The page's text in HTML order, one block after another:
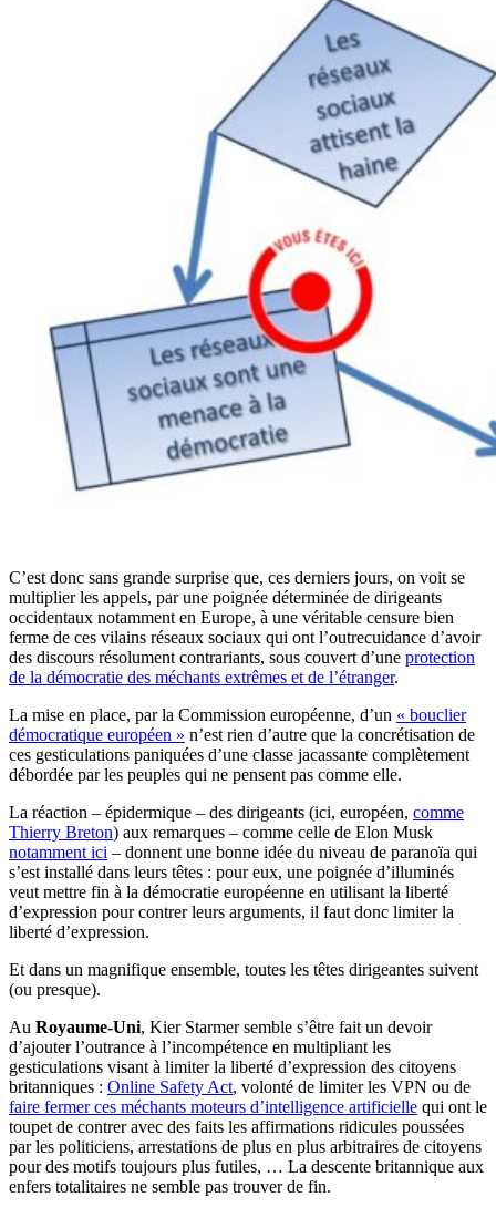
C’est donc sans grande surprise que, ces derniers jours, on voit se
multiplier les appels, par une poignée déterminée de dirigeants
occidentaux notamment en Europe, à une véritable censure bien
ferme de ces vilains réseaux sociaux qui ont l’outrecuidance d’avoir
des discours résolument contrariants, sous couvert d’une protection
de la démocratie des méchants extrêmes et de l’étranger.
La mise en place, par la Commission européenne, d’un « bouclier
démocratique européen » n’est rien d’autre que la concrétisation de
ces gesticulations paniquées d’une classe jacassante complètement
débordée par les peuples qui ne pensent pas comme elle.
La réaction – épidermique – des dirigeants (ici, européen, comme
Thierry Breton) aux remarques – comme celle de Elon Musk
notamment ici – donnent une bonne idée du niveau de paranoïa qui
s’est installé dans leurs têtes : pour eux, une poignée d’illuminés
veut mettre fin à la démocratie européenne en utilisant la liberté
d’expression pour contrer leurs arguments, il faut donc limiter la
liberté d’expression.
Et dans un magnifique ensemble, toutes les têtes dirigeantes suivent
(ou presque).
Au Royaume-Uni, Kier Starmer semble s’être fait un devoir
d’ajouter l’outrance à l’incompétence en multipliant les
gesticulations visant à limiter la liberté d’expression des citoyens
britanniques : Online Safety Act, volonté de limiter les VPN ou de
faire fermer ces méchants moteurs d’intelligence artificielle qui ont le
toupet de contrer avec des faits les affirmations ridicules poussées
par les politiciens, arrestations de plus en plus arbitraires de citoyens
pour des motifs toujours plus futiles, … La descente britannique aux
enfers totalitaires ne semble pas trouver de fin.